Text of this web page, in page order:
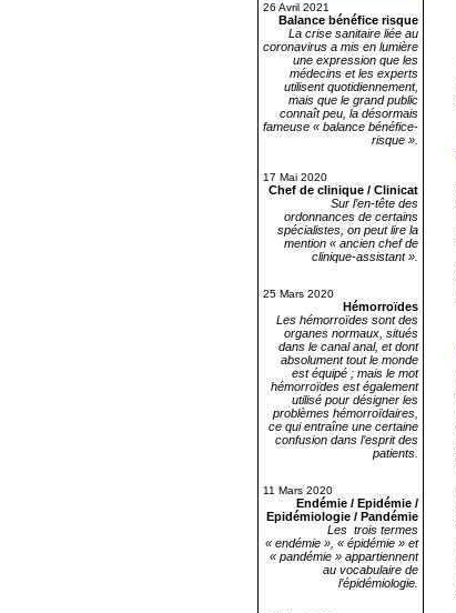
26 Avril 2021
Balance bénéfice risque
La crise sanitaire liée au
coronavirus a mis en lumière
une expression que les
médecins et les experts
utilisent quotidiennement,
mais que le grand public
connaît peu, la désormais
fameuse « balance bénéfice-
risque ».
17 Mai 2020
Chef de clinique / Clinicat
Sur l’en-tête des
ordonnances de certains
spécialistes, on peut lire la
mention « ancien chef de
clinique-assistant ».
25 Mars 2020
Hémorroïdes
Les hémorroïdes sont des
organes normaux, situés
dans le canal anal, et dont
absolument tout le monde
est équipé ; mais le mot
hémorroïdes est également
utilisé pour désigner les
problèmes hémorroïdaires,
ce qui entraîne une certaine
confusion dans l’esprit des
patients.
11 Mars 2020
Endémie / Epidémie /
Epidémiologie / Pandémie
Les trois termes
« endémie », « épidémie » et
« pandémie » appartiennent
au vocabulaire de
l’épidémiologie.